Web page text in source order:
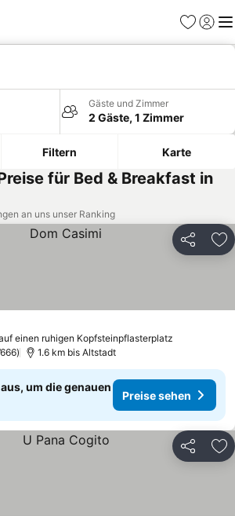
Favoriten
Gäste und Zimmer
2 Gäste, 1 Zimmer
Filtern Karte
für Bed & Breakfast in
an uns unser Ranking
Teilen
einen ruhigen Kopfsteinpflasterplatz
1.6 km bis Altstadt
um die genauen
Preise sehen
Teilen